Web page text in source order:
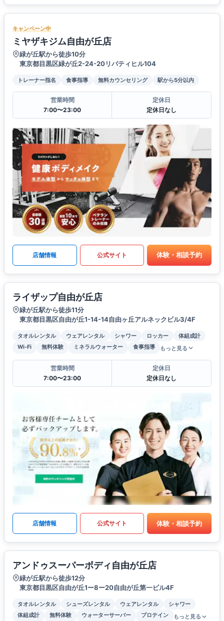
キャンペーン中
ミヤザキジム自由が丘店
緑が丘駅から徒歩10分
東京都目黒区緑が丘2-24-20リバティヒル104
トレーナー指名 食事指導 無料カウンセリング 駅から5分以内
営業時間
7:00〜23:00
定休日
定休日なし
店舗情報 公式サイト 体験・相談予約
ライザップ自由が丘店
緑が丘駅から徒歩11分
東京都目黒区自由が丘1-14-14自由ヶ丘アルネックビル3/4F
タオルレンタル ウェアレンタル シャワー ロッカー
体組成計
Wi-Fi
無料体験 ミネラルウォーター 食事指導 もっと見る
営業時間
7:00〜23:00
定休日
定休日なし
店舗情報 公式サイト 体験・相談予約
アンドゥスーパーボディ自由が丘店
緑が丘駅から徒歩12分
東京都目黒区自由が丘1ー8ー20自由が丘第一ビル4F
タオルレンタル シューズレンタル ウェアレンタル
シャワー
体組成計
無料体験 ウォーターサーバー プロテイン もっと見る